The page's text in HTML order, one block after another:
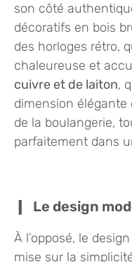
son côté
décoratifs en bois
des horloges rétro,
chaleureuse et
cuivre et de laiton,
dimension élégante
de la boulangerie,
parfaitement dans
Le design
À l’opposé, le design
mise sur la